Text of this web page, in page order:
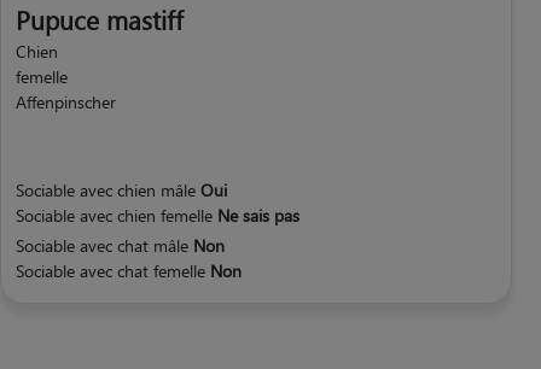
Pupuce mastiff
Chien
femelle
Affenpinscher
Sociable avec chien mâle Oui
Sociable avec chien femelle Ne sais pas
Sociable avec chat mâle Non
Sociable avec chat femelle Non